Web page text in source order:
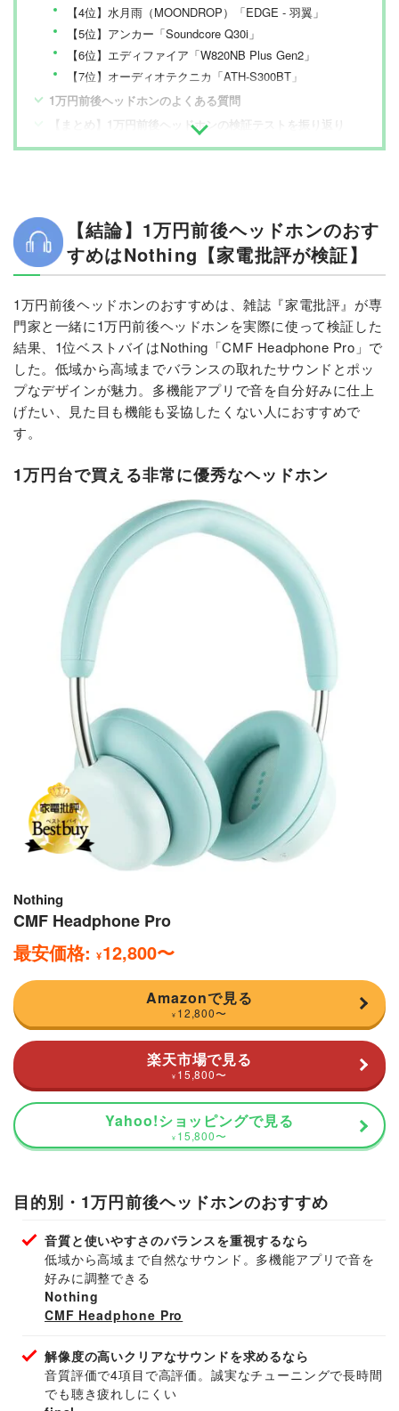
【4位】水月雨（MOONDROP）「EDGE - 羽翼」
【5位】アンカー「Soundcore Q30i」
【6位】エディファイア「W820NB Plus Gen2」
【7位】オーディオテクニカ「ATH-S300BT」
1万円前後ヘッドホンのよくある質問
【まとめ】1万円前後ヘッドホンの検証テストを振り返り
【結論】1万円前後ヘッドホンのおす
すめはNothing【家電批評が検証】
1万円前後ヘッドホンのおすすめは、雑誌『家電批評』が専
門家と一緒に1万円前後ヘッドホンを実際に使って検証した
結果、1位ベストバイはNothing「CMF Headphone Pro」で
した。低域から高域までバランスの取れたサウンドとポッ
プなデザインが魅力。多機能アプリで音を自分好みに仕上
げたい、見た目も機能も妥協したくない人におすすめで
す。
1万円台で買える非常に優秀なヘッドホン
Nothing
CMF Headphone Pro
最安価格: ¥12,800〜
Amazonで見る
¥ 12,800〜
楽天市場で見る
¥ 15,800〜
Yahoo!ショッピングで見る
¥ 15,800〜
目的別・1万円前後ヘッドホンのおすすめ
音質と使いやすさのバランスを重視するなら
低域から高域まで自然なサウンド。多機能アプリで音を
好みに調整できる
Nothing
CMF Headphone Pro
解像度の高いクリアなサウンドを求めるなら
音質評価で4項目で高評価。誠実なチューニングで長時間
でも聴き疲れしにくい